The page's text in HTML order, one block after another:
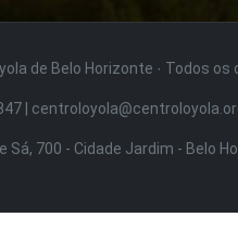
de Belo Horizonte · Todos os
|
Sá, 700 - Cidade Jardim - Belo